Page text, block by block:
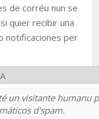
de corréu nun se
quier recibir una
notificaciones per
un visitante humanu
d'spam.